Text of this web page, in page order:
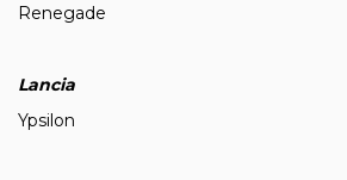
Renegade
Lancia
Ypsilon